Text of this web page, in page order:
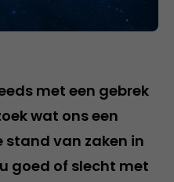
met een gebrek
wat ons een
van zaken in
goed of slecht met